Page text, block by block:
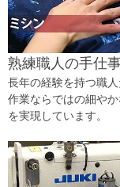
熟練職人の手仕
長年の経験を持つ職
作業ならではの細や
を実現しています。